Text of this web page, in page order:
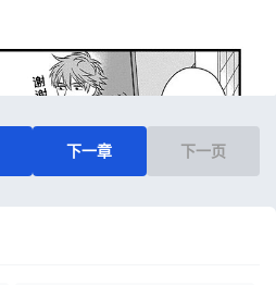
下一章 下一页